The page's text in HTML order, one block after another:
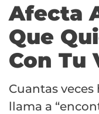
Afecta
Que
Con Tu
Cuantas
llama a